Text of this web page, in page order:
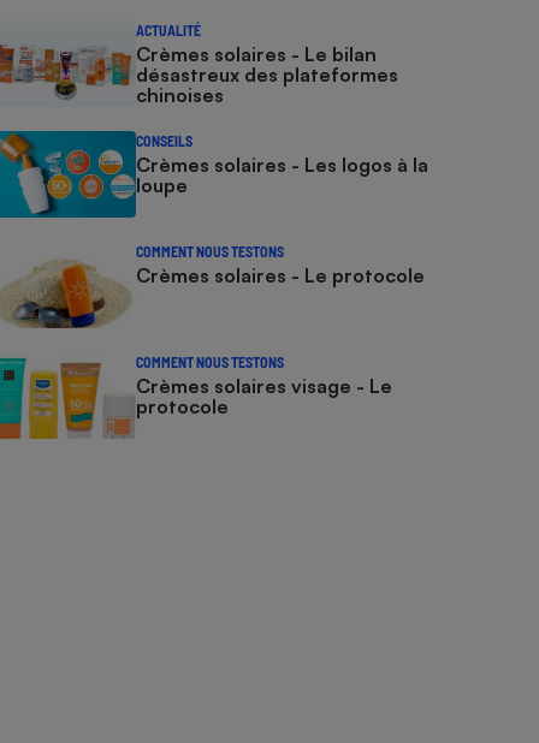
ACTUALITÉ
Crèmes solaires - Le bilan
désastreux des plateformes
chinoises
CONSEILS
Crèmes solaires - Les logos à la
loupe
COMMENT NOUS TESTONS
Crèmes solaires - Le protocole
COMMENT NOUS TESTONS
Crèmes solaires visage - Le
protocole